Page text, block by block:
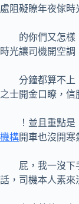
處阻礙瞭年夜傢時
的你們又怎樣，
時光讓司機開空調
分鐘都算不上，
之士開金口瞭，信
！並且重點是，
機構開車也沒開
屁，我一沒下
話，司機本人素來